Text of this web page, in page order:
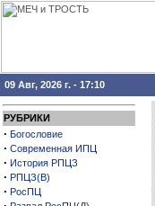
09 Авг, 2026 г. - 17:10
РУБРИКИ
· Богословие
· Современная ИПЦ
· История РПЦЗ
· РПЦЗ(В)
· РосПЦ